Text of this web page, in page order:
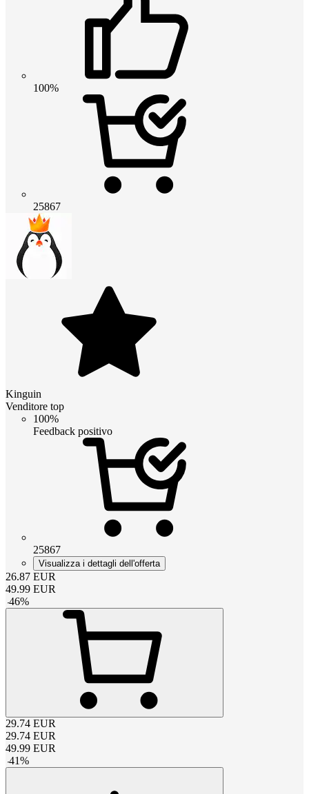
100%
25867
Kinguin
Venditore top
100%
Feedback positivo
25867
Visualizza i dettagli dell'offerta
26.87 EUR
49.99 EUR
-46%
29.74 EUR
29.74 EUR
49.99 EUR
-41%